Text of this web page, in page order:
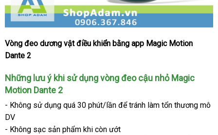
Vòng
đeo
nhỏ
có
kết
nối
App
Vòng đeo dương vật điều khiển bằng app Magic Motion
Dante 2
tư
vấn
Những lưu ý khi sử dụng vòng đeo cậu nhỏ Magic
Motion Dante 2
- Không sử dụng quà
quá 30 phút/lần tiết
để tránh làm tổn thương mô
DV
- Không sạc sản phẩm khi còn ướt